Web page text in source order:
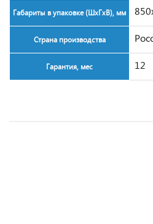
Габариты в упаковке (ШxГxВ), мм
Страна производства
Гарантия, мес 12